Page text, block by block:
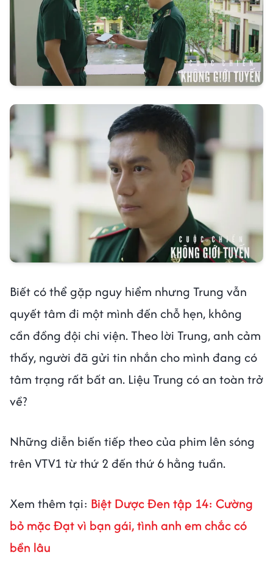
Biết có thể gặp nguy hiểm nhưng Trung vẫn
quyết tâm đi một mình đến chỗ hẹn, không
cần đồng đội chi viện. Theo lời Trung, anh cảm
thấy, người đã gửi tin nhắn cho mình đang có
tâm trạng rất bất an. Liệu Trung có an toàn trở
về?
Những diễn biến tiếp theo của phim lên sóng
trên VTV1 từ thứ 2 đến thứ 6 hằng tuần.
Xem thêm tại: Biệt Dược Đen tập 14: Cường
bỏ mặc Đạt vì bạn gái, tình anh em chắc có
bền lâu